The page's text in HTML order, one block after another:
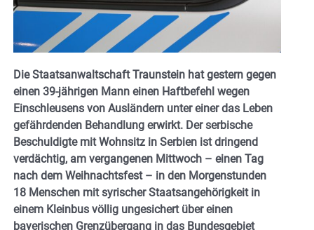
Die Staatsanwaltschaft Traunstein hat gestern gegen
einen 39-jährigen Mann einen Haftbefehl wegen
Einschleusens von Ausländern unter einer das Leben
gefährdenden Behandlung erwirkt. Der serbische
Beschuldigte mit Wohnsitz in Serbien ist dringend
verdächtig, am vergangenen Mittwoch – einen Tag
nach dem Weihnachtsfest – in den Morgenstunden
18 Menschen mit syrischer Staatsangehörigkeit in
einem Kleinbus völlig ungesichert über einen
bayerischen Grenzübergang in das Bundesgebiet